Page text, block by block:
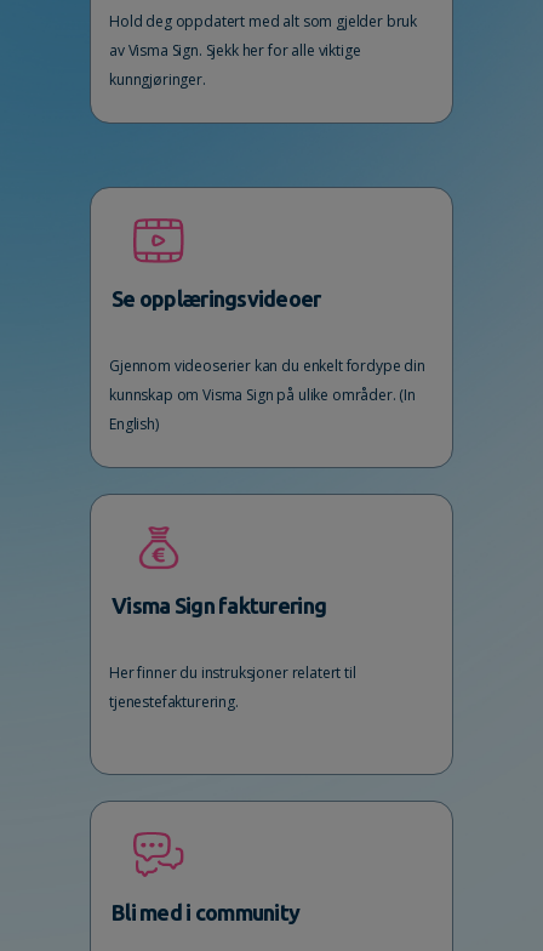
Hold deg oppdatert med alt som gjelder bruk
av Visma Sign. Sjekk her for alle viktige
kunngjøringer.
Se opplæringsvideoer
Gjennom videoserier kan du enkelt fordype din
kunnskap om Visma Sign på ulike områder. (In
English)
Visma Sign fakturering
Her finner du instruksjoner relatert til
tjenestefakturering.
Bli med i community